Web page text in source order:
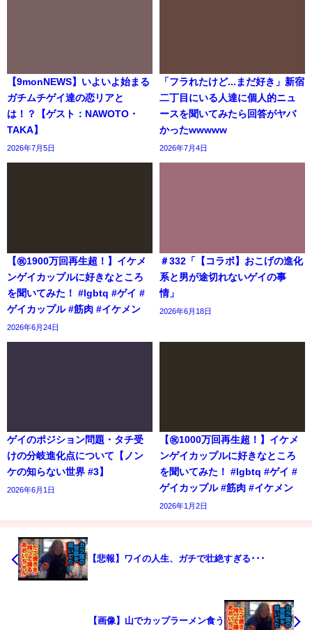
【9monNEWS】いよいよ始まる
ガチムチゲイ達の恋リアと
は！？【ゲスト：NAWOTO・
TAKA】
2026年7月5日
「フラれたけど...まだ好き」新宿
二丁目にいる人達に個人的ニュ
ースを聞いてみたら回答がヤバ
かったwwwww
2026年7月4日
【㊗️1900万回再生超！】イケメ
ンゲイカップルに好きなところ
を聞いてみた！ #lgbtq #ゲイ #
ゲイカップル #筋肉 #イケメン
2026年6月24日
＃332「【コラボ】おこげの進化
系と男が途切れないゲイの事
情」
2026年6月18日
ゲイのポジション問題・タチ受
けの分岐進化点について【ノン
ケの知らない世界 #3】
2026年6月1日
【㊗️1000万回再生超！】イケメ
ンゲイカップルに好きなところ
を聞いてみた！ #lgbtq #ゲイ #
ゲイカップル #筋肉 #イケメン
2026年1月2日
【悲報】ワイの人生、ガチで壮絶すぎる･･･
【画像】山でカップラーメン食う